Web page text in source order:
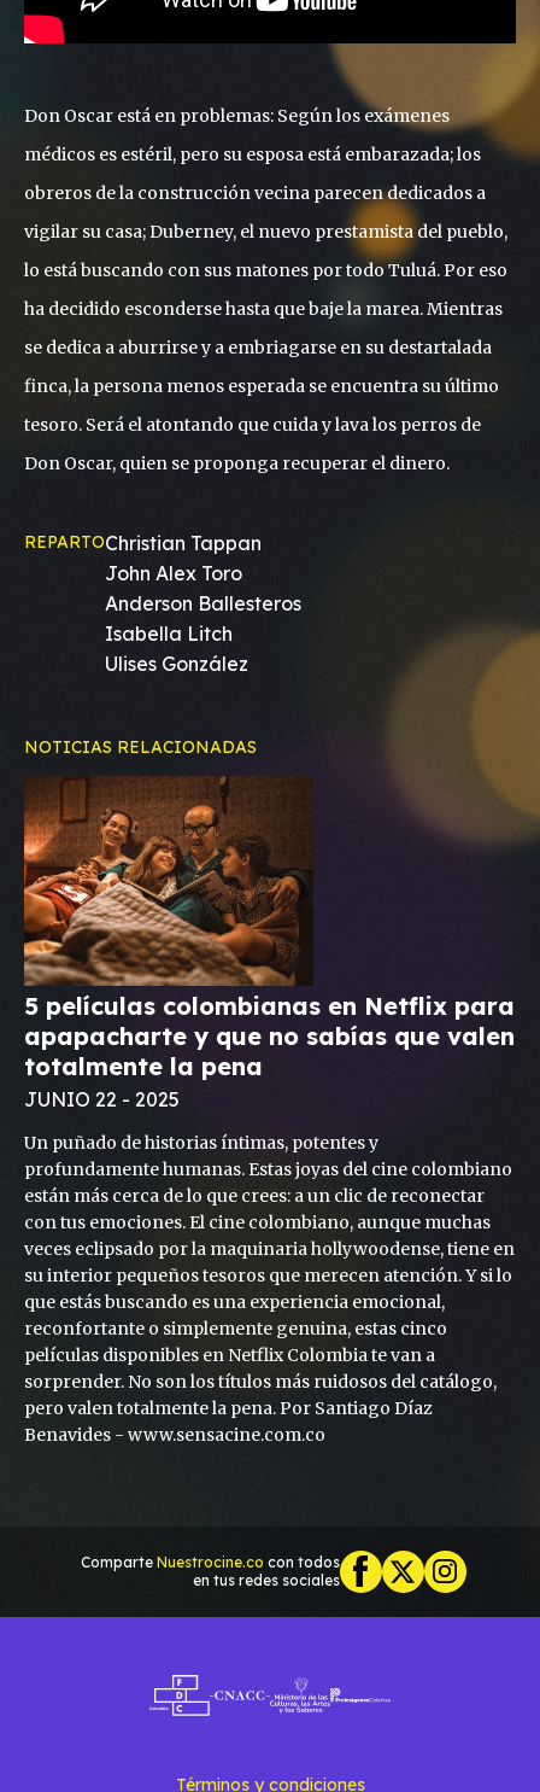
Don Oscar está en problemas: Según los exámenes
médicos es estéril, pero su esposa está embarazada; los
obreros de la construcción vecina parecen dedicados a
vigilar su casa; Duberney, el nuevo prestamista del pueblo,
lo está buscando con sus matones por todo Tuluá. Por eso
ha decidido esconderse hasta que baje la marea. Mientras
se dedica a aburrirse y a embriagarse en su destartalada
finca, la persona menos esperada se encuentra su último
tesoro. Será el atontando que cuida y lava los perros de
Don Oscar, quien se proponga recuperar el dinero.
REPARTOChristian Tappan
John Alex Toro
Anderson Ballesteros
Isabella Litch
Ulises González
NOTICIAS RELACIONADAS
5 películas colombianas en Netflix para
apapacharte y que no sabías que valen
totalmente la pena
JUNIO 22 - 2025
Un puñado de historias íntimas, potentes y
profundamente humanas. Estas joyas del cine colombiano
están más cerca de lo que crees: a un clic de reconectar
con tus emociones. El cine colombiano, aunque muchas
veces eclipsado por la maquinaria hollywoodense, tiene en
su interior pequeños tesoros que merecen atención. Y si lo
que estás buscando es una experiencia emocional,
reconfortante o simplemente genuina, estas cinco
películas disponibles en Netflix Colombia te van a
sorprender. No son los títulos más ruidosos del catálogo,
pero valen totalmente la pena. Por Santiago Díaz
Benavides - www.sensacine.com.co
Comparte Nuestrocine.co con todos
en tus redes sociales
Términos y condiciones